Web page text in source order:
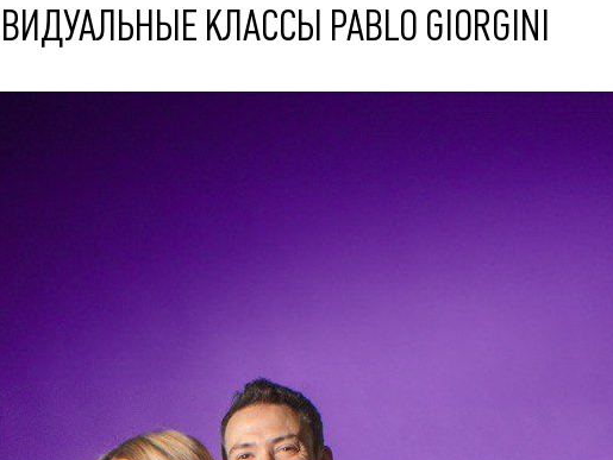
КЛАССЫ PABLO GIORGINI